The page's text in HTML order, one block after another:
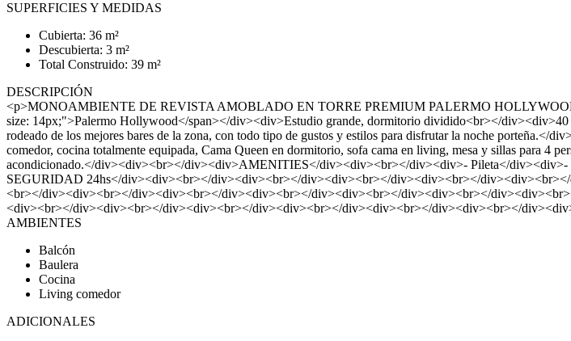
SUPERFICIES Y MEDIDAS
Cubierta: 36 m²
Descubierta: 3 m²
Total Construido: 39 m²
DESCRIPCIÓN
<p>MONOAMBIENTE DE REVISTA AMOBLADO EN TORRE PREMIUM PALERMO
size: 14px;">Palermo Hollywood</span></div><div>Estudio grande, dormitorio dividido<br></
rodeado de los mejores bares de la zona, con todo tipo de gustos y estilos para disfrutar la noche
comedor, cocina totalmente equipada, Cama Queen en dormitorio, sofa cama en living, mesa y sillas para 4
acondicionado.</div><div><br></div><div>AMENITIES</div><div><br></div><div>- Pileta</
SEGURIDAD 24hs</div><div><br></div><div><br></div><div><br></div><div><br></
<br></div><div><br></div><div><br></div><div><br></div><div><br></div><div><br></
<div><br></div><div><br></div><div><br></div><div><br></div><div><br></div><div><br></
AMBIENTES
Balcón
Baulera
Cocina
Living comedor
ADICIONALES